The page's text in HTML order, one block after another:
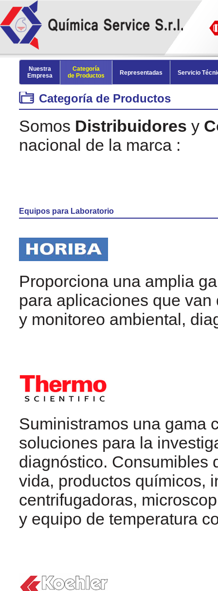
Nuestra
Empresa
Categoría
de Productos
Representadas Servicio
Categoría de Productos
Somos Distribuidores y
nacional de la marca :
Equipos para Laboratorio
Proporciona una amplia
para aplicaciones que
y monitoreo ambiental,
Suministramos una gama
soluciones para la
diagnóstico. Consumibles
vida, productos químicos,
centrifugadoras,
y equipo de temperatura